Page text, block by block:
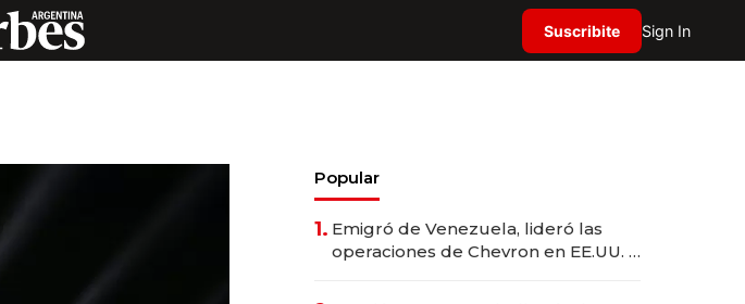
Suscribite Sign In
Popular
1. Emigró de Venezuela, lideró las
operaciones de Chevron en EE.UU. y